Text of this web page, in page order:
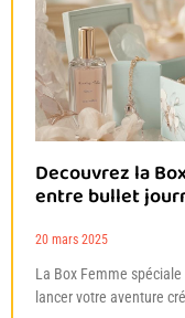
Decouvrez la
entre bullet
20 mars 2025
La Box Femme
lancer votre aventure